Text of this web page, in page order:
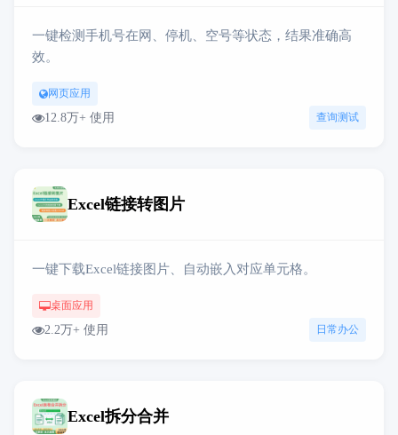
一键检测手机号在网、停机、空号等状态，结果准确高
效。
网页应用
12.8万+ 使用 查询测试
Excel链接转图片
一键下载Excel链接图片、自动嵌入对应单元格。
桌面应用
2.2万+ 使用 日常办公
Excel拆分合并